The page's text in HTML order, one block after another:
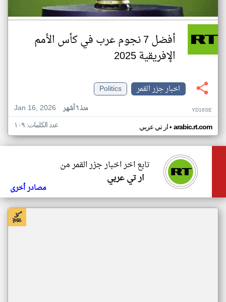
أفضل 7 نجوم عرب في كأس الأمم
الإفريقية 2025
اخبار جزر القمر
Politics
Jan 16, 2026
منذ ٦ أشهر YD16SE
ار تي عربي• arabic.rt.com عدد الكلمات: ١٠٩
تابع اخر اخبار جزر القمر من
ار تي عربي
مصادر أخرى